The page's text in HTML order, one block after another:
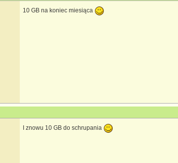
10 GB na koniec miesiąca
I znowu 10 GB do schrupania